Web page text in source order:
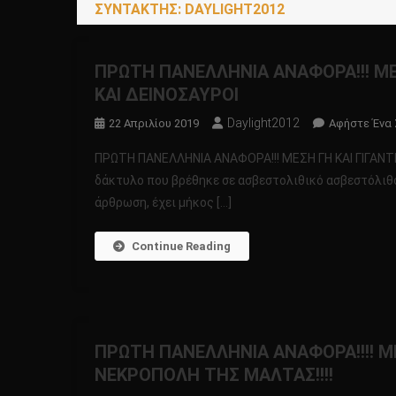
ΣΥΝΤΆΚΤΗΣ: DAYLIGHT2012
ΠΡΩΤΗ ΠΑΝΕΛΛΗΝΙΑ ΑΝΑΦΟΡΑ!!!
ΚΑΙ ΔΕΙΝΟΣΑΥΡΟΙ
22 Απριλίου 2019 Daylight2012 Αφήστε Ένα
ΠΡΩΤΗ ΠΑΝΕΛΛΗΝΙΑ ΑΝΑΦΟΡΑ!!! ΜΕΣΗ ΓΗ ΚΑΙ
δάκτυλο που βρέθηκε σε ασβεστολιθικό
άρθρωση, έχει μήκος […]
Continue Reading
ΠΡΩΤΗ ΠΑΝΕΛΛΗΝΙΑ ΑΝΑΦΟΡΑ!!!!
ΝΕΚΡΟΠΟΛΗ ΤΗΣ ΜΑΛΤΑΣ!!!!